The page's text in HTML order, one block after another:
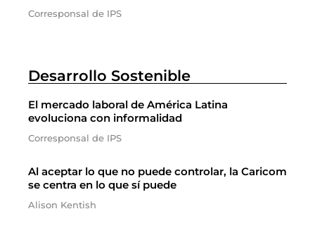
Corresponsal de IPS
Desarrollo Sostenible
El mercado laboral de América Latina
evoluciona con informalidad
Corresponsal de IPS
Al aceptar lo que no puede controlar, la Caricom
se centra en lo que sí puede
Alison Kentish